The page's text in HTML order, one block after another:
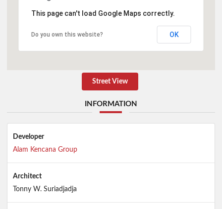
This page can't load Google Maps correctly.
Do you own this website? OK
Street View
INFORMATION
Developer
Alam Kencana Group
Architect
Tonny W. Suriadjadja